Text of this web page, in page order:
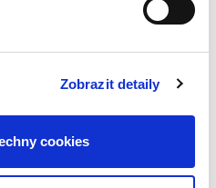
Zobrazit detaily
cookies
době významně
Spory o skončení